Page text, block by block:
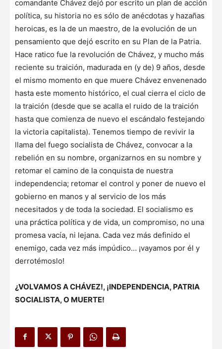
comandante Chávez dejó por escrito un plan de acción
política, su historia no es sólo de anécdotas y hazañas
heroicas, es la de un maestro, de la evolución de un
pensamiento que dejó escrito en su Plan de la Patria.
Hace ratico fue la revolución de Chávez, y mucho más
reciente su traición, madurada en (y de) 9 años, desde
el mismo momento en que muere Chávez envenenado
hasta este momento histórico, el cual cierra el ciclo de
la traición (desde que se acalla el ruido de la traición
hasta que comienza de nuevo el escándalo festejando
la victoria capitalista). Tenemos tiempo de revivir la
llama del fuego socialista de Chávez, convocar a la
rebelión en su nombre, organizarnos en su nombre y
retomar el camino de la conquista de nuestra
independencia; retomar el control y poner de nuevo el
gobierno en manos y al servicio de los más
necesitados y de toda la sociedad. El socialismo es
una práctica política y de vida, un compromiso, no una
promesa vacía, ni lejana. Cada vez más definido el
enemigo, cada vez más impúdico… ¡vayamos por él y
derrotémoslo!
¿VOLVAMOS A CHÁVEZ!, ¡INDEPENDENCIA, PATRIA
SOCIALISTA, O MUERTE!